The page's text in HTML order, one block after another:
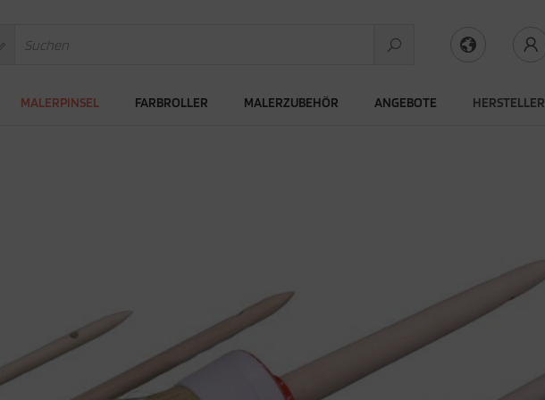
MALERPINSEL FARBROLLER MALERZUBEHÖR ANGEBOTE HERSTELLER